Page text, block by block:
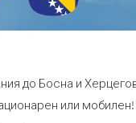
до Босна и
или мобилен!